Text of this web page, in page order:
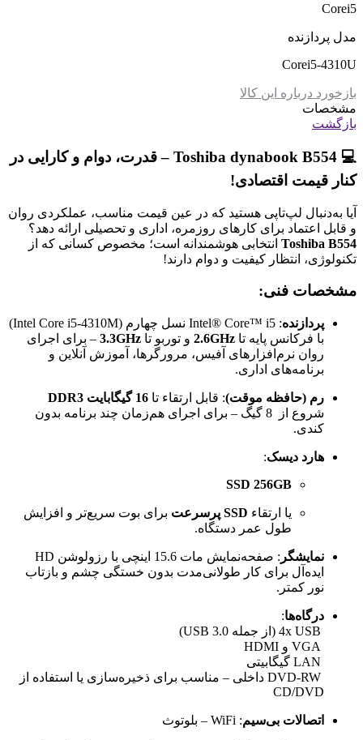
Corei5
مدل پردازنده
Corei5-4310U
بازخورد درباره این کالا
مشخصات
بازگشت
💻
Toshiba dynabook B554 – قدرت، دوام و کارایی در
کنار قیمت اقتصادی!
آیا به‌دنبال لپ‌تاپی هستید که در عین قیمت مناسب، عملکردی روان
و قابل اعتماد برای کارهای روزمره، اداری و تحصیلی ارائه دهد؟
Toshiba B554 انتخابی هوشمندانه است؛ مخصوص کسانی که از
تکنولوژی، انتظار کیفیت و دوام دارند!
مشخصات فنی:
پردازنده: Intel® Core™ i5 نسل چهارم (Intel Core i5‑4310M)
با فرکانس پایه تا 2.6GHz و توربو تا 3.3GHz – برای اجرای
روان نرم‌افزارهای آفیس، مرورگرها، آموزش آنلاین و
برنامه‌های اداری.
رم (حافظه موقت): قابل ارتقاء تا 16 گیگابایت DDR3
شروع از 8 گیگ – برای اجرای هم‌زمان چند برنامه بدون
کندی.
هارد دیسک:
SSD 256GB
یا ارتقاء SSD پرسرعت
برای بوت سریع‌تر و افزایش
طول عمر دستگاه.
نمایشگر : صفحه‌نمایش مات 15.6 اینچی با رزولوشن HD
ایده‌آل برای کار طولانی‌مدت بدون خستگی چشم و بازتاب
نور کمتر.
درگاه‌ها:
DVD-RW داخلی – مناسب برای ذخیره‌سازی یا استفاده از
CD/DVD
اتصالات بی‌سیم: WiFi – بلوتوث